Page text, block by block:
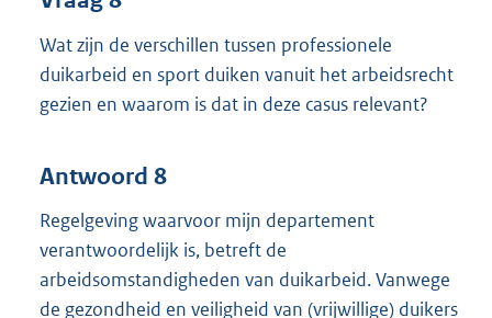
Wat zijn de verschillen tussen professionele
duikarbeid en sport duiken vanuit het arbeidsrecht
gezien en waarom is dat in deze casus relevant?
Antwoord 8
Regelgeving waarvoor mijn departement
verantwoordelijk is, betreft de
arbeidsomstandigheden van duikarbeid. Vanwege
de gezondheid en veiligheid van (vrijwillige) duikers